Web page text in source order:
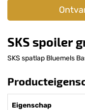
SKS spoiler
SKS spatlap Bluemels
Eigenschap